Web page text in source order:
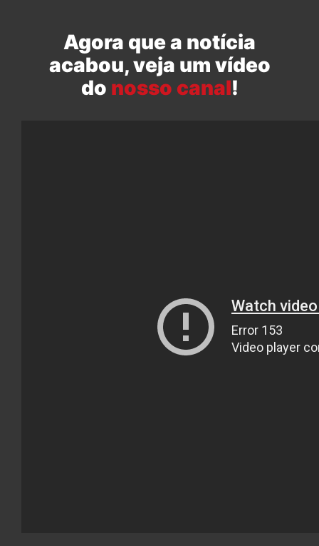
Agora que a notícia
acabou, veja um vídeo
do nosso canal!